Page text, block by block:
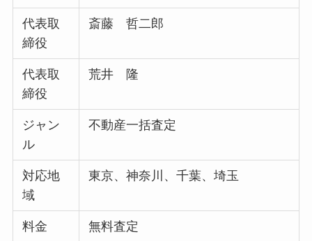
代表取
締役
斎藤 哲二郎
代表取
締役
荒井 隆
ジャン
ル
不動産一括査定
対応地
域
東京、神奈川、千葉、埼玉
料金 無料査定